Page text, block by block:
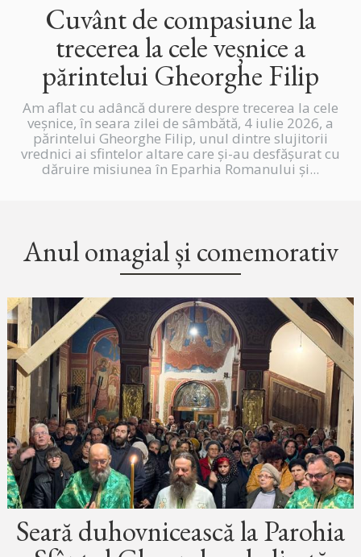
Cuvânt de compasiune la
trecerea la cele veșnice a
părintelui Gheorghe Filip
Am aflat cu adâncă durere despre trecerea la cele
veșnice, în seara zilei de sâmbătă, 4 iulie 2026, a
părintelui Gheorghe Filip, unul dintre slujitorii
vrednici ai sfintelor altare care și-au desfășurat cu
dăruire misiunea în Eparhia Romanului și...
Anul omagial și comemorativ
Seară duhovnicească la Parohia